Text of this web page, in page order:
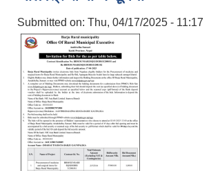
Submitted on: Thu, 04/17/2025 - 11:17